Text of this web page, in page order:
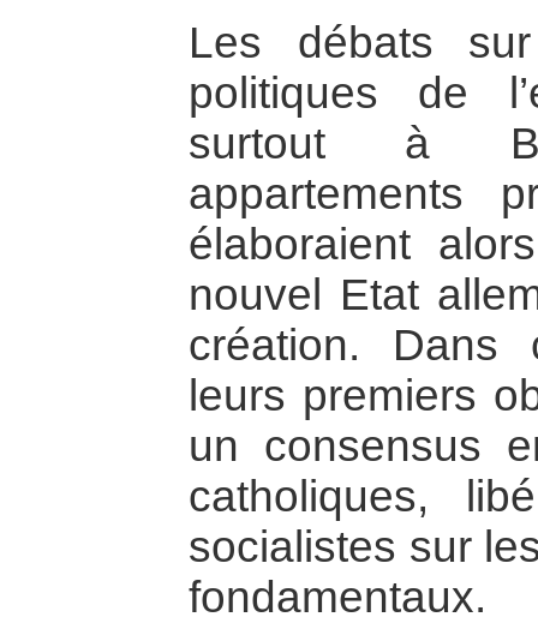
Les débats
politiques de
surtout à
appartements
élaboraient
nouvel Etat
création. Dans
leurs premiers
un consensus
catholiques,
socialistes sur
fondamentaux.